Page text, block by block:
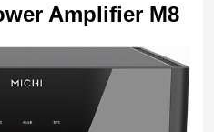
Amplifier M8